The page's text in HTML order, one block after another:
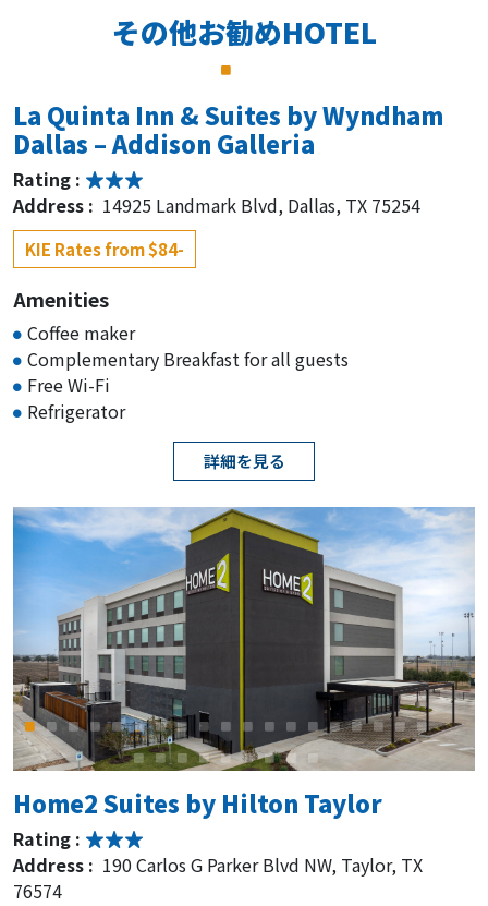
その他お勧めHOTEL
La Quinta Inn & Suites by Wyndham
Dallas – Addison Galleria
Rating :
Address : 14925 Landmark Blvd, Dallas, TX 75254
KIE Rates from $84-
Amenities
Coffee maker
Complementary Breakfast for all guests
Free Wi-Fi
Refrigerator
詳細を見る
Home2 Suites by Hilton Taylor
Rating :
Address : 190 Carlos G Parker Blvd NW, Taylor, TX
76574